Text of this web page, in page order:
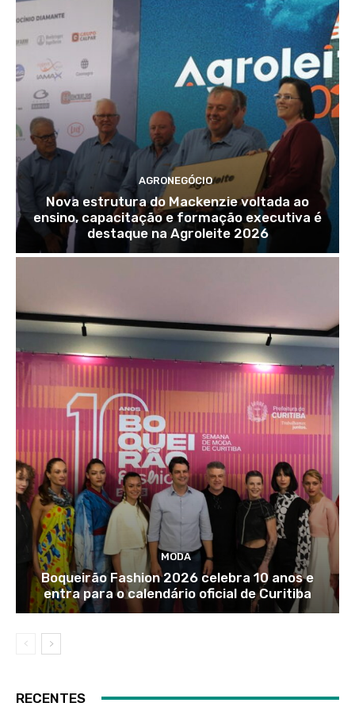
AGRONEGÓCIO
Nova estrutura do Mackenzie voltada ao
ensino, capacitação e formação executiva é
destaque na Agroleite 2026
MODA
Boqueirão Fashion 2026 celebra 10 anos e
entra para o calendário oficial de Curitiba
RECENTES